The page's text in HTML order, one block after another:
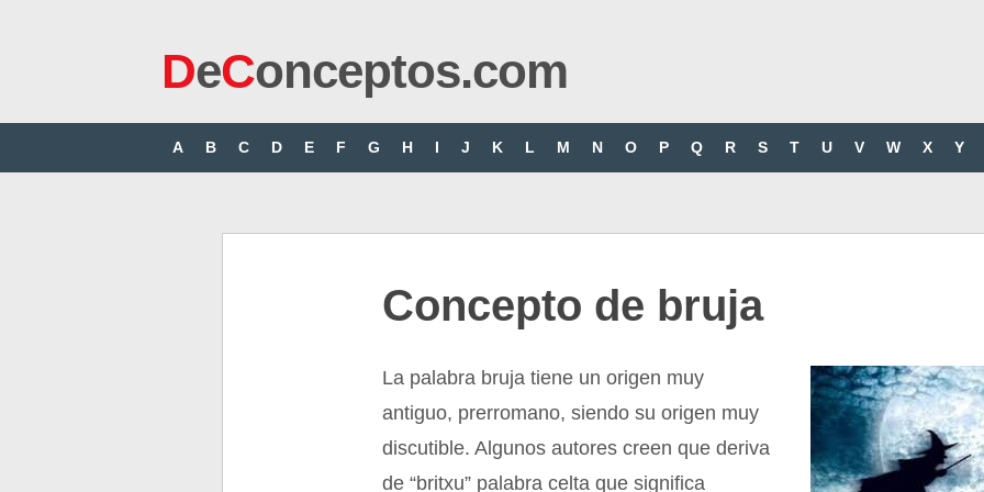
DeConceptos.com
A B C D E F G H I J K L M N O P Q R S T U V W X Y
Concepto de bruja
La palabra bruja tiene un origen muy
antiguo, prerromano, siendo su origen muy
discutible. Algunos autores creen que deriva
de “britxu” palabra celta que significa